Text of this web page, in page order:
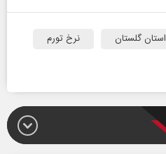
استان گلستان
نرخ تورم